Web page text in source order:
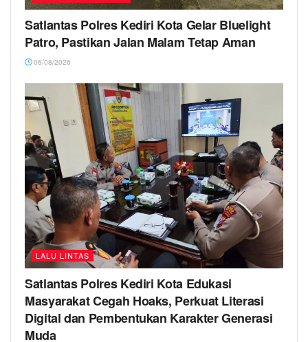
Satlantas Polres Kediri Kota Gelar Bluelight
Patro, Pastikan Jalan Malam Tetap Aman
06/08/2026
LALU LINTAS
Satlantas Polres Kediri Kota Edukasi
Masyarakat Cegah Hoaks, Perkuat Literasi
Digital dan Pembentukan Karakter Generasi
Muda